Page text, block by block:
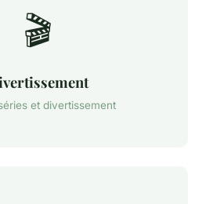
🎬
et divertissement